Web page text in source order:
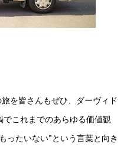
を皆さんもぜひ、ダーヴィド
これまでのあらゆる価値観
ったいない”という言葉と向き